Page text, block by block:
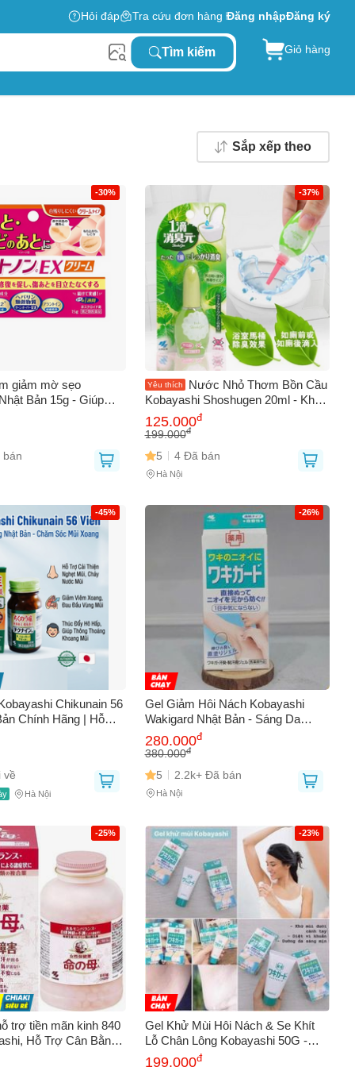
Hỏi đáp Tra cứu đơn hàng Đăng nhậpĐăng ký
Tìm kiếm Giỏ hàng
Sắp xếp theo
-30%
giảm mờ sẹo
Bản 15g - Giúp
hiệu quả, an toàn
chăm sóc da
bán
-37%
Yêu thích
Nước Nhỏ Thơm Bồn Cầu
Kobayashi Shoshugen 20ml - Khử
Mùi, Diệt Khuẩn, An Toàn Cho Sức
Khỏe, Hương Thơm Dễ Chịu
125.000đ
199.000đ
5 4 Đã bán
Hà Nội
-45%
Chikunain 56
Chính Hãng | Hỗ
Nghẹt Mũi, Chảy
Chăm Sóc Mũi Xoang
về
Hà Nội
-26%
Gel Giảm Hôi Nách Kobayashi
Wakigard Nhật Bản - Sáng Da
Vùng Nách, Chăm Sóc Da Nhạy
Cảm, Ngăn Ngừa Mùi Hôi Hiệu
280.000đ
380.000đ
5 2.2k+ Đã bán
Hà Nội
-25%
trợ tiền mãn kinh 840
Bằng
Nóng Bừng & Rối
-23%
Gel Khử Mùi Hôi Nách & Se Khít
Lỗ Chân Lông Kobayashi 50G -
Giải Pháp Chăm Sóc Cơ Thể Hiệu
199.000đ